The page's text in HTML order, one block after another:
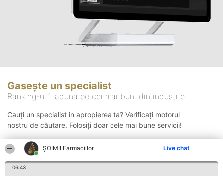
ŞOIMII Farmaciilor Live chat
06:43
Gasește un specialist
Ranking-ul îi adună pe cei mai buni din industrie
Cauți un specialist in apropierea ta? Verificați motorul
nostru de căutare. Folosiți doar cele mai bune servicii!